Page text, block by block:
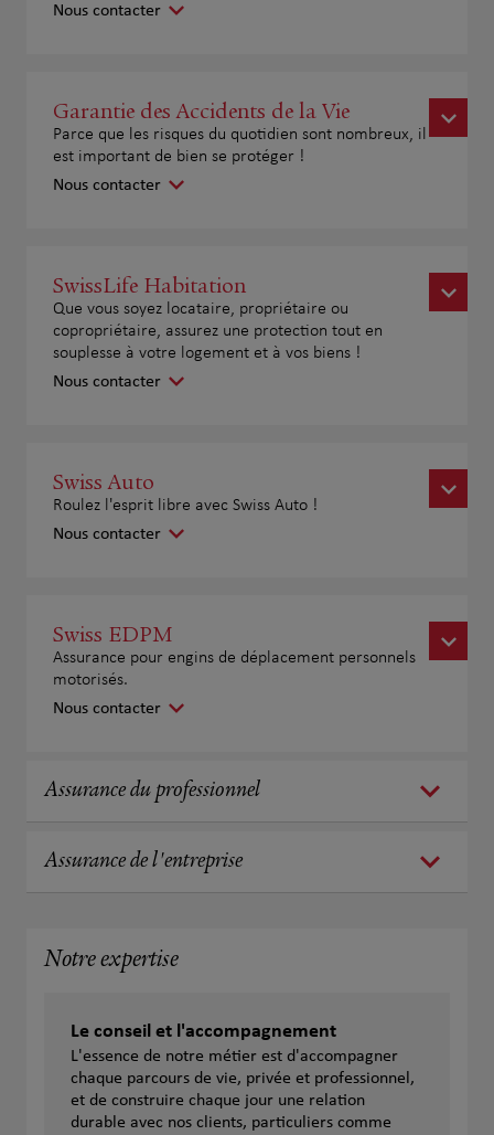
Nous contacter
Garantie des Accidents de la Vie
Parce que les risques du quotidien sont nombreux, il
est important de bien se protéger !
Nous contacter
SwissLife Habitation
Que vous soyez locataire, propriétaire ou
copropriétaire, assurez une protection tout en
souplesse à votre logement et à vos biens !
Nous contacter
Swiss Auto
Roulez l'esprit libre avec Swiss Auto !
Nous contacter
Swiss EDPM
Assurance pour engins de déplacement personnels
motorisés.
Nous contacter
Assurance du professionnel
Assurance de l'entreprise
Notre expertise
Le conseil et l'accompagnement
L'essence de notre métier est d'accompagner
chaque parcours de vie, privée et professionnel,
et de construire chaque jour une relation
durable avec nos clients, particuliers comme